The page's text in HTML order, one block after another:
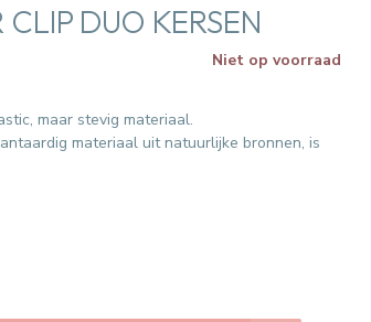
DUO KERSEN
Niet op voorraad
maar stevig materiaal.
materiaal uit natuurlijke bronnen, is